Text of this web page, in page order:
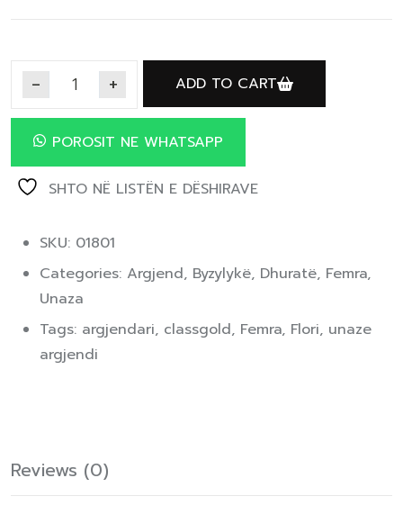
ADD TO CART
POROSIT NE WHATSAPP
SHTO NË LISTËN E DËSHIRAVE
SKU: 01801
Categories: Argjend, Byzylykë, Dhuratë, Femra,
Unaza
Tags: argjendari, classgold, Femra, Flori, unaze
argjendi
Reviews (0)